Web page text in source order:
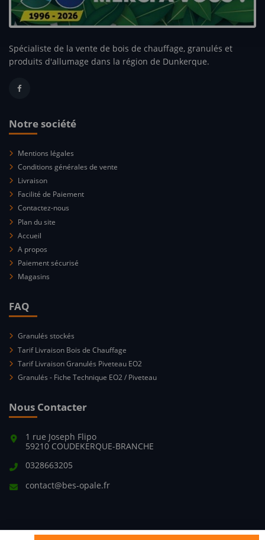
Spécialiste de la vente de bois de chauffage, granulés et
produits d'allumage dans la région de Dunkerque.
Notre société
Mentions légales
Conditions générales de vente
Livraison
Facilité de Paiement
Contactez-nous
Plan du site
Accueil
A propos
Paiement sécurisé
Magasins
FAQ
Granulés stockés
Tarif Livraison Bois de Chauffage
Tarif Livraison Granulés Piveteau EO2
Granulés - Fiche Technique EO2 / Piveteau
Nous Contacter
1 rue Joseph Flipo
59210 COUDEKERQUE-BRANCHE
0328663205
contact@bes-opale.fr